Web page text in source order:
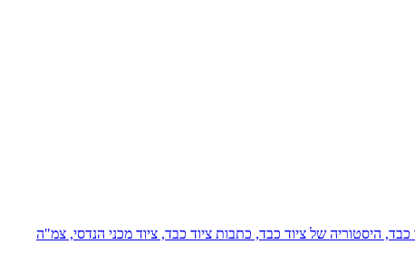
כבד, היסטוריה של ציוד כבד, כתבות ציוד כבד, ציוד מכני הנדסי, צמ"ה